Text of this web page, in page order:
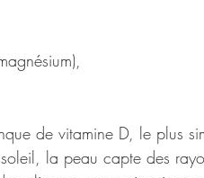
de vitamine D, le plus
la peau capte des